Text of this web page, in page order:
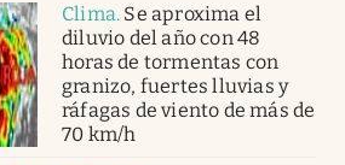
Clima. Se aproxima el
diluvio del año con 48
horas de tormentas con
granizo, fuertes lluvias y
ráfagas de viento de más de
70 km/h